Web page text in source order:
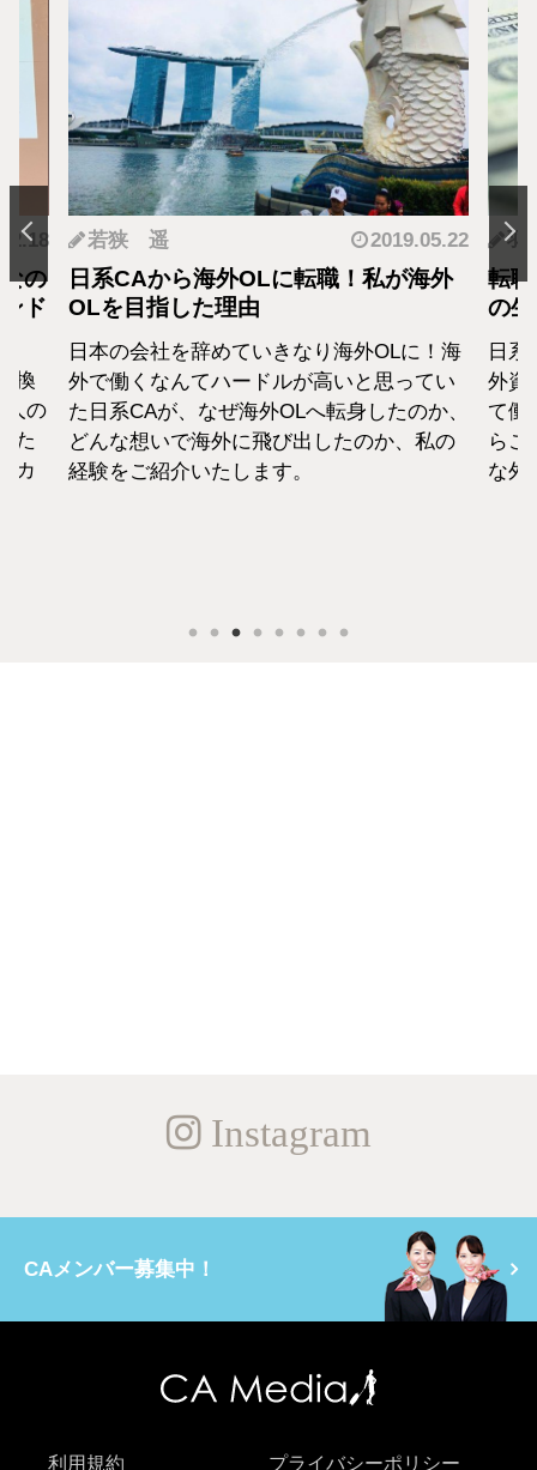
の
ド
換
人の
た
カ
若狭 遥 2019.05.22
日系CAから海外OLに転職！私が海外
OLを目指した理由
日本の会社を辞めていきなり海外OLに！海
外で働くなんてハードルが高いと思ってい
た日系CAが、なぜ海外OLへ転身したのか、
どんな想いで海外に飛び出したのか、私の
経験をご紹介いたします。
羽
転
の
日
外資
て働
らこ
な外
Instagram
CAメンバー募集中！
利用規約 プライバシーポリシー